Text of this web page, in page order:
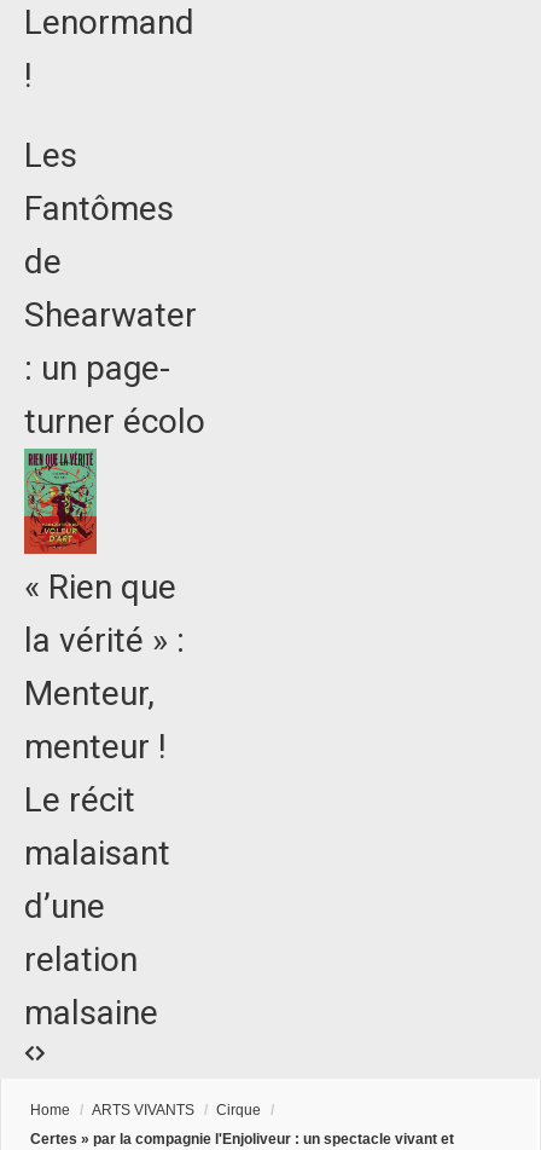
Lenormand
!
Les
Fantômes
de
Shearwater
: un page-
turner écolo
« Rien que
la vérité » :
Menteur,
menteur !
Le récit
malaisant
d’une
relation
malsaine
Home / ARTS VIVANTS / Cirque
/
Certes » par la compagnie l'Enjoliveur : un spectacle vivant et